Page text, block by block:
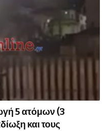
5 ατόμων (3
και τους